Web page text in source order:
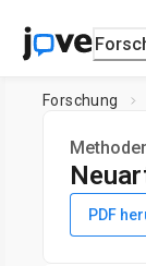
Forschung
DOI:
Allison A.
PDF